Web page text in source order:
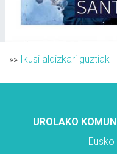
»» Ikusi aldizkari guztiak
UROLAKO
Eusko